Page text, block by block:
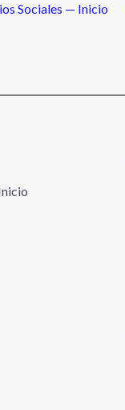
Sociales — Inicio